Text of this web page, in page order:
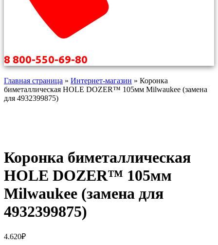
8 800-550-69-80
Главная страница » Интернет-магазин » Коронка
биметаллическая HOLE DOZER™ 105мм Milwaukee (замена
для 4932399875)
Коронка биметаллическая
HOLE DOZER™ 105мм
Milwaukee (замена для
4932399875)
4.620₽